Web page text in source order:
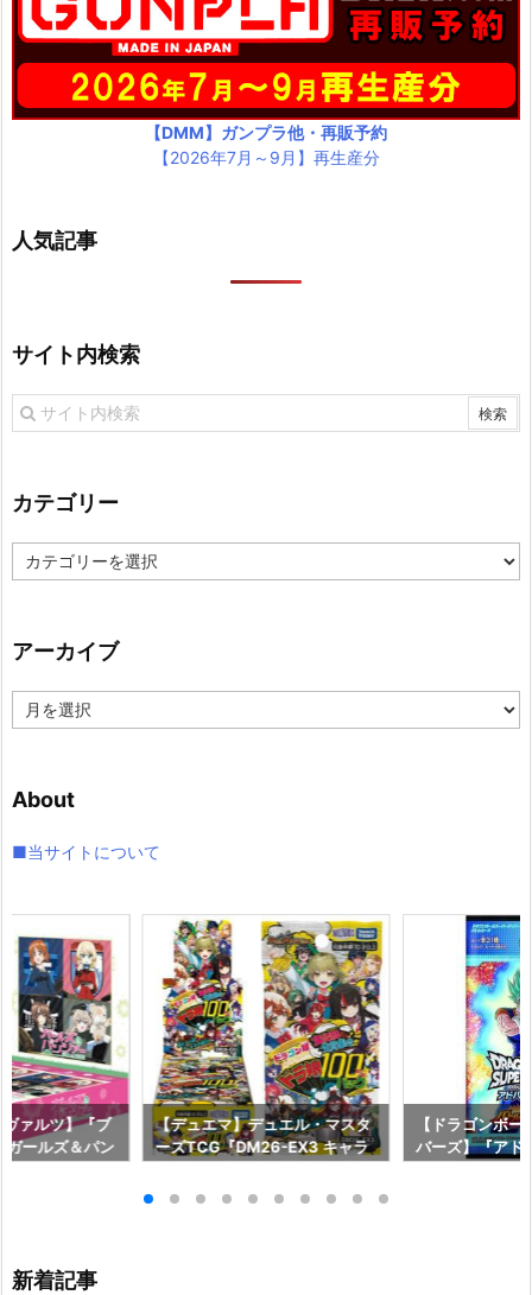
【DMM】ガンプラ他・再販予約
【2026年7月～9月】再生産分
人気記事
サイト内検索
カテゴリー
テ
ー
アーカイブ
ー
ブ
About
■当サイトについて
ァルツ】『ブ
ガールズ＆パン
【デュエマ】デュエル・マスタ
ーズTCG『DM26-EX3 キャラ
なりたくないっ！ 文化祭だョ！
【ドラゴンボ
バーズ】『アド
新着記事